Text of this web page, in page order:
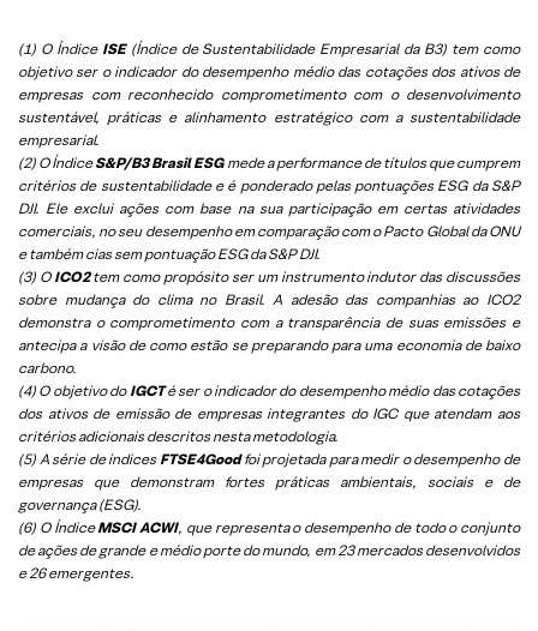
(1) O Índice ISE(Índice de Sustentabilidade Empresarial da B3) tem como
objetivo ser o indicador do desempenho médio das cotações dos ativos de
empresas com reconhecido comprometimento com o desenvolvimento
sustentável, práticas e alinhamento estratégico com a sustentabilidade
empresarial.
(2) O ÍndiceS&P/B3 Brasil ESGmede a performance de títulos que cumprem
critérios de sustentabilidade e é ponderado pelas pontuações ESG da S&P
DJI. Ele exclui ações com base na sua participação em certas atividades
comerciais, no seu desempenho em comparação com o Pacto Global da ONU
e também cias sem pontuação ESG da S&P DJI.
(3) O ICO2tem como propósito ser um instrumento indutor das discussões
sobre mudança do clima no Brasil. A adesão das companhias ao ICO2
demonstra o comprometimento com a transparência de suas emissões e
antecipa a visão de como estão se preparando para uma economia de baixo
carbono.
(4) O objetivo do IGCTé ser o indicador do desempenho médio das cotações
dos ativos de emissão de empresas integrantes do IGC que atendam aos
critérios adicionais descritos nesta metodologia.
(5) A série de índices FTSE4Goodfoi projetada para medir o desempenho de
empresas que demonstram fortes práticas ambientais, sociais e de
governança (ESG).
(6) O ÍndiceMSCI ACWI, que representa o desempenho de todo o conjunto
de ações de grande e médio porte do mundo, em 23 mercados desenvolvidos
e 26 emergentes.